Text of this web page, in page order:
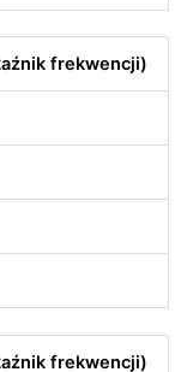
frekwencji)
frekwencji)